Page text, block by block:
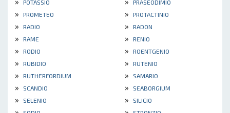
POTASSIO PRASEODIMIO
» PROMETEO » PROTACTINIO
» RADIO » RADON
» RAME » RENIO
» RODIO » ROENTGENIO
» RUBIDIO » RUTENIO
» RUTHERFORDIUM » SAMARIO
» SCANDIO » SEABORGIUM
» SELENIO » SILICIO